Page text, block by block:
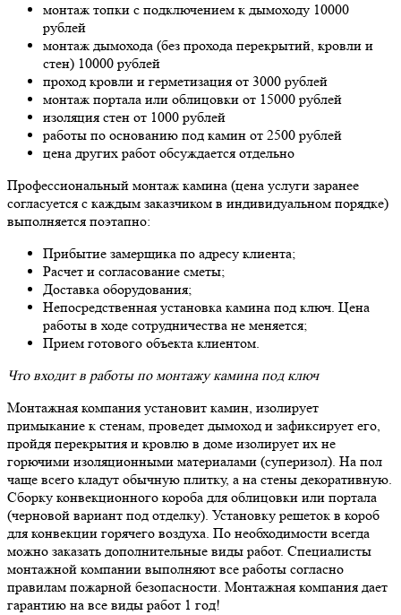
монтаж топки с подключением к дымоходу 10000
рублей
монтаж дымохода (без прохода перекрытий, кровли и
стен) 10000 рублей
проход кровли и герметизация от 3000 рублей
монтаж портала или облицовки от 15000 рублей
изоляция стен от 1000 рублей
работы по основанию под камин от 2500 рублей
цена других работ обсуждается отдельно
Профессиональный монтаж камина (цена услуги заранее
согласуется с каждым заказчиком в индивидуальном порядке)
выполняется поэтапно:
Прибытие замерщика по адресу клиента;
Расчет и согласование сметы;
Доставка оборудования;
Непосредственная установка камина под ключ. Цена
работы в ходе сотрудничества не меняется;
Прием готового объекта клиентом.
Что входит в работы по монтажу камина под ключ
Монтажная компания установит камин, изолирует
примыкание к стенам, проведет дымоход и зафиксирует его,
пройдя перекрытия и кровлю в доме изолирует их не
горючими изоляционными материалами (суперизол). На пол
чаще всего кладут обычную плитку, а на стены декоративную.
Сборку конвекционного короба для облицовки или портала
(черновой вариант под отделку). Установку решеток в короб
для конвекции горячего воздуха. По необходимости всегда
можно заказать дополнительные виды работ. Специалисты
монтажной компании выполняют все работы согласно
правилам пожарной безопасности. Монтажная компания дает
гарантию на все виды работ 1 год!